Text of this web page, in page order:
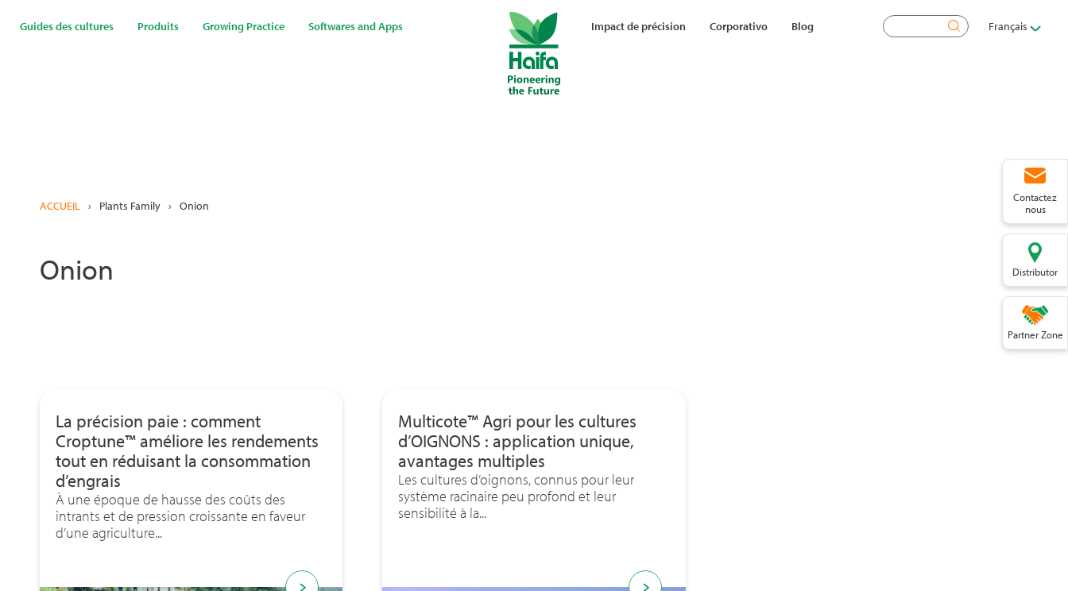
Contactez
nous
Distributor
Partner Zone
Guides des cultures Produits Growing Practice Softwares and Apps Impact de précision Corporativo Blog Rechercher Français
ACCUEIL › Plants Family › Onion
Onion
La précision paie : comment
Croptune™ améliore les rendements
tout en réduisant la consommation
d’engrais
À une époque de hausse des coûts des
intrants et de pression croissante en faveur
d’une agriculture...
Multicote™ Agri pour les cultures
d’OIGNONS : application unique,
avantages multiples
Les cultures d’oignons, connus pour leur
système racinaire peu profond et leur
sensibilité à la...